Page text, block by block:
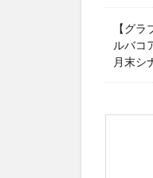
【グ
ルバコ
月末シ